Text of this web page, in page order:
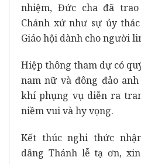
nhiệm, Đức cha đã
Chánh xứ như sự ủy
Giáo hội dành cho người
Hiệp thông tham dự có
nam nữ và đông đảo
khí phụng vụ diễn ra
niềm vui và hy vọng.
Kết thúc nghi thức
dâng Thánh lễ tạ ơn,